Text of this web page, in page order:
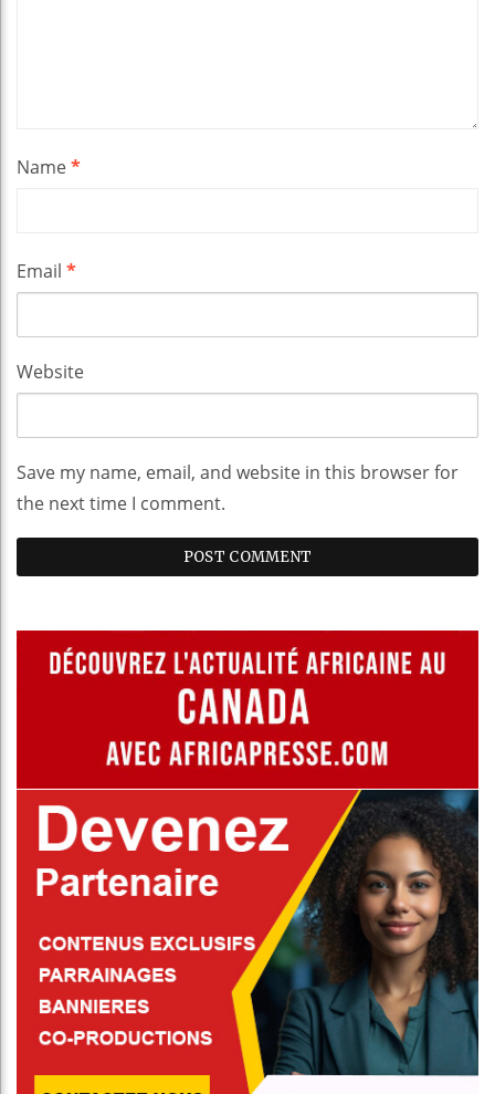
Name*
Email *
Website
Save my name, email, and website in this browser for
the next time I comment.